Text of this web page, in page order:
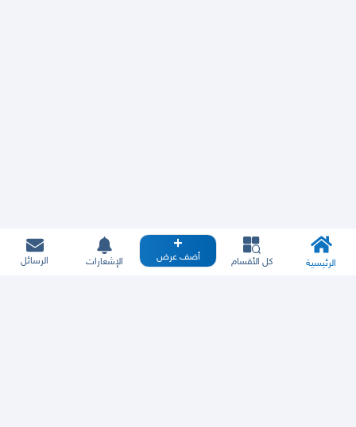
الرئيسية كل الأقسام أضف عرض الإشعارات الرسائل